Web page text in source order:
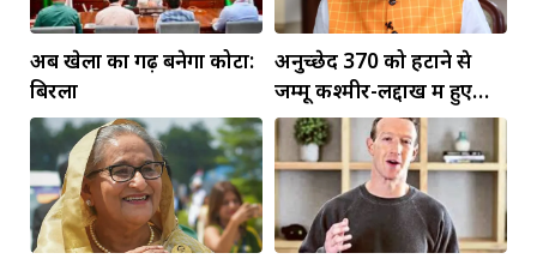
अब खेलों का गढ़ बनेगा कोटा:
बिरला
अनुच्छेद 370 को हटाने से
जम्मू कश्मीर-लद्दाख में हुए
व्यापक बदलाव: PM मोदी